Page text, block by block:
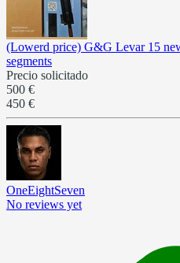
(Lowerd price) G&G Levar 15
segments
Precio solicitado
500 €
450 €
OneEightSeven
No reviews yet